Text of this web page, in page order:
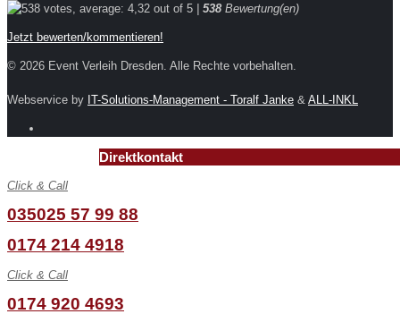
538Bewertung(en)
Jetzt bewerten/kommentieren!
© 2026 Event Verleih Dresden. Alle Rechte vorbehalten.
Webservice by IT-Solutions-Management - Toralf Janke & ALL-INKL
Direktkontakt
Click & Call
035025 57 99 88
0174 214 4918
Click & Call
0174 920 4693